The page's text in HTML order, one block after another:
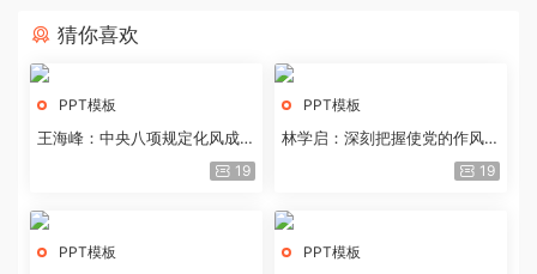
猜你喜欢
PPT模板
王海峰：中央八项规定化风成俗
19
PPT模板
林学启：深刻把握使党的作风全
19
PPT模板 PPT模板